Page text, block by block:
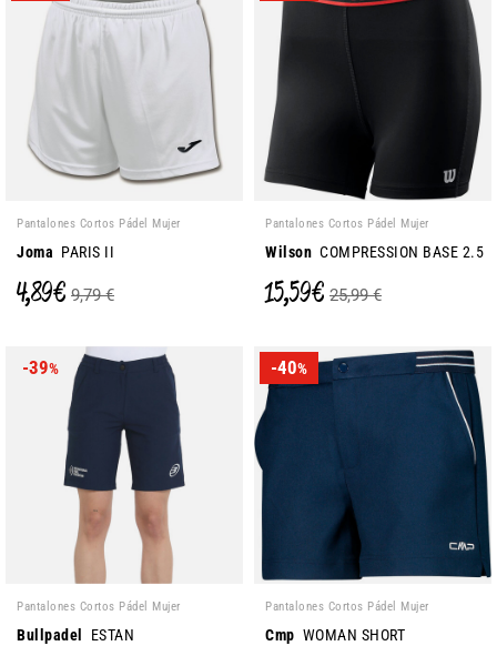
Pantalones Cortos Pádel Mujer
Joma PARIS II
4,89 € 9,79 €
Pantalones Cortos Pádel Mujer
Wilson COMPRESSION BASE 2.5
15,59 € 25,99 €
-39%
Pantalones Cortos Pádel Mujer
Bullpadel ESTAN
-40%
Pantalones Cortos Pádel Mujer
Cmp WOMAN SHORT